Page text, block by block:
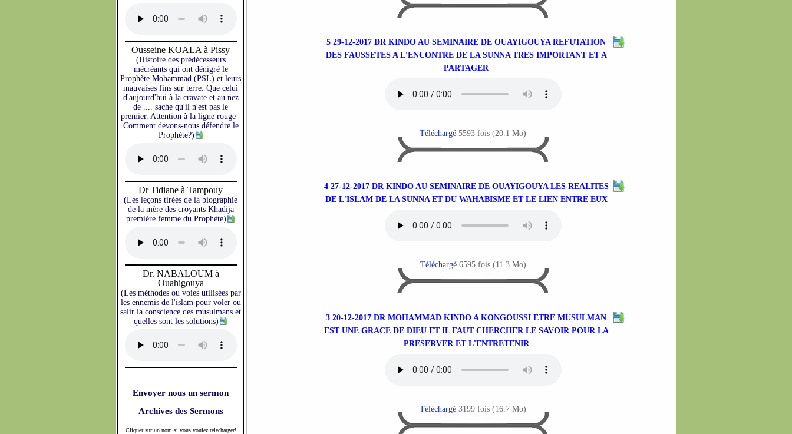
Ousseine KOALA à Pissy
(Histoire des prédécesseurs
mécréants qui ont dénigré le
Prophète Mohammad (PSL) et leurs
mauvaises fins sur terre. Que celui
d'aujourd'hui à la cravate et au nez
de .... sache qu'il n'est pas le
premier. Attention à la ligne rouge -
Comment devons-nous défendre le
Prophète?)
Dr Tidiane à Tampouy
(Les leçons tirées de la biographie
de la mère des croyants Khadija
première femme du Prophète)
Dr. NABALOUM à
Ouahigouya
(Les méthodes ou voies utilisées par
les ennemis de l'islam pour voler ou
salir la conscience des musulmans et
quelles sont les solutions)
Envoyer nous un sermon
Archives des Sermons
Cliquer sur un nom si vous voulez télécharger!
5 29-12-2017 DR KINDO AU SEMINAIRE DE OUAYIGOUYA REFUTATION
DES FAUSSETES A L'ENCONTRE DE LA SUNNA TRES IMPORTANT ET A
PARTAGER
Téléchargé 5593 fois (20.1 Mo)
4 27-12-2017 DR KINDO AU SEMINAIRE DE OUAYIGOUYA LES REALITES
DE L'ISLAM DE LA SUNNA ET DU WAHABISME ET LE LIEN ENTRE EUX
Téléchargé 6595 fois (11.3 Mo)
3 20-12-2017 DR MOHAMMAD KINDO A KONGOUSSI ETRE MUSULMAN
EST UNE GRACE DE DIEU ET IL FAUT CHERCHER LE SAVOIR POUR LA
PRESERVER ET L'ENTRETENIR
Téléchargé 3199 fois (16.7 Mo)